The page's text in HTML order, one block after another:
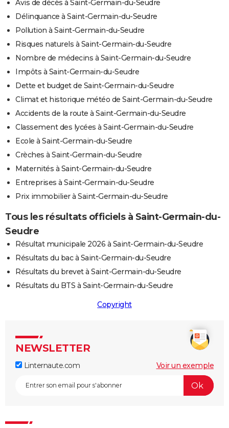
Avis de décès à Saint-Germain-du-Seudre
Délinquance à Saint-Germain-du-Seudre
Pollution à Saint-Germain-du-Seudre
Risques naturels à Saint-Germain-du-Seudre
Nombre de médecins à Saint-Germain-du-Seudre
Impôts à Saint-Germain-du-Seudre
Dette et budget de Saint-Germain-du-Seudre
Climat et historique météo de Saint-Germain-du-Seudre
Accidents de la route à Saint-Germain-du-Seudre
Classement des lycées à Saint-Germain-du-Seudre
Ecole à Saint-Germain-du-Seudre
Crèches à Saint-Germain-du-Seudre
Maternités à Saint-Germain-du-Seudre
Entreprises à Saint-Germain-du-Seudre
Prix immobilier à Saint-Germain-du-Seudre
Tous les résultats officiels à Saint-Germain-du-
Seudre
Résultat municipale 2026 à Saint-Germain-du-Seudre
Résultats du bac à Saint-Germain-du-Seudre
Résultats du brevet à Saint-Germain-du-Seudre
Résultats du BTS à Saint-Germain-du-Seudre
Copyright
NEWSLETTER
Linternaute.com Voir un exemple